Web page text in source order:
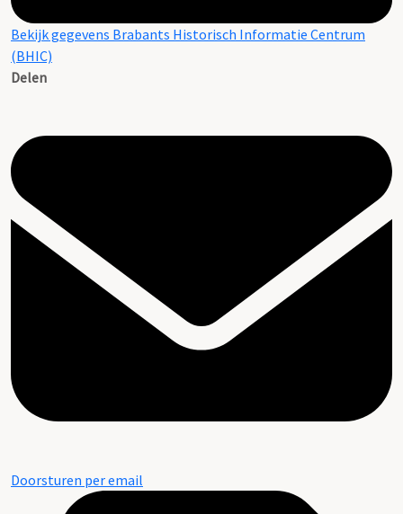
Bekijk gegevens Brabants Historisch Informatie Centrum
(BHIC)
Delen
Doorsturen per email